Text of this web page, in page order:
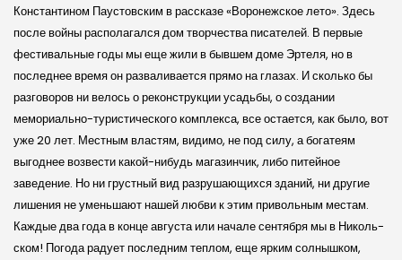
Константином Паус­тов­ским в рассказе «Воронеж­ское ле­то». Здесь
после войны располагался дом творчества писателей. В первые
фестивальные годы мы еще жили в бывшем доме Эртеля, но в
последнее время он разваливается прямо на глазах. И сколько бы
разговоров ни велось о реконструкции усадьбы, о создании
мемориально-туристиче­ского комплекса, все остается, как было, вот
уже 20 лет. Местным властям, видимо, не под силу, а богатеям
выгоднее возвести какой-нибудь магазинчик, либо питейное
заведение. Но ни грустный вид разрушающихся зданий, ни другие
лишения не уменьшают нашей любви к этим привольным местам.
Каждые два года в конце августа или начале сентября мы в Николь­
ском! Погода радует последним теплом, еще ярким солнышком,